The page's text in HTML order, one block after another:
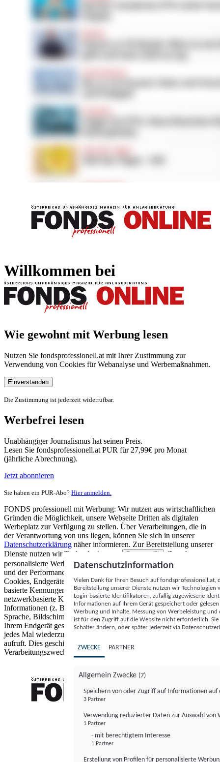
Willkommen bei
Wie gewohnt mit Werbung lesen
Nutzen Sie fondsprofessionell.at mit Ihrer Zustimmung zur
Verwendung von Cookies für Webanalyse und Werbemaßnahmen.
Einverstanden
Die Zustimmung ist jederzeit widerrufbar.
Werbefrei lesen
Unabhängiger Journalismus hat seinen Preis.
Lesen Sie fondsprofessionell.at PUR für 27,99€ pro Monat
(jährliche Abrechnung).
Jetzt abonnieren
Sie haben ein PUR-Abo? Hier anmelden.
FONDS professionell mit Werbung: Wir nutzen aus wirtschaftlichen
Gründen die Möglichkeit, unsere Webseite Dritten als digitalen
Werbeplatz zur Verfügung zu stellen. Über Verarbeitungen, die in
der Verantwortung von uns liegen, können Sie sich in unserer
Datenschutzerklärung näher informieren. Zur Bereitstellung unserer
Dienste nutzen wir Technologien von
Partnern (5)
. Zwecke:
personalisierte Werbung und Inhalte, Messung von Werbeleistung
und der Performance von Inhalten sowie Zielgruppenforschung.
Cookies, Endgeräte- oder ähnliche Online-Kennungen (z. B. login-
basierte Kennungen, zufällig generierte Kennungen,
netzwerkbasierte Kennungen) können zusammen mit anderen
Informationen (z. B. Browsertyp und Browserinformationen,
Sprache, Bildschirmgröße, unterstützte Technologien usw.) auf
Ihrem Endgerät gespeichert oder von dort ausgelesen werden, um es
jedes Mal wiederzuerkennen, wenn es eine App oder einer Webseite
aufruft. Dies geschieht für einen oder mehrere der hier aufgeführten
Verarbeitungszwecke.
Datenschutzinformation
Vielen Dank für Ihren Besuch auf
Bereitstellung unserer Dienste nutzen wir Technologien
Login-basierte Identifikatoren, zufällig zugewiesene
Informationen auf Ihrem Gerät gespeichert oder
Werbung und Inhalte, Messung von Werbeleistung
ist für den Zugriff auf die Website nicht erforderlich.
Schalter ändern, oder später jederzeit via
ZWECKE PARTNER
Allgemein Zwecke (7)
Speichern von oder Zugriff auf Informationen auf
3 Partner
Verwendung reduzierter Daten zur Auswahl von
1 Partner
- mit berechtigtem Interesse
1 Partner
Erstellung von Profilen für personalisierte
FONDS professionell